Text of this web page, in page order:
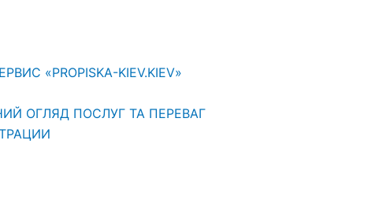
«PROPISKA-KIEV.KIEV»
ОГЛЯД ПОСЛУГ ТА ПЕРЕВАГ